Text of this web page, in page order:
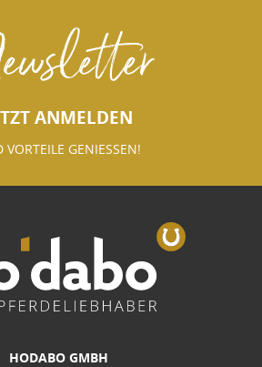
ANMELDEN
VORTEILE GENIESSEN!
HODABO GMBH